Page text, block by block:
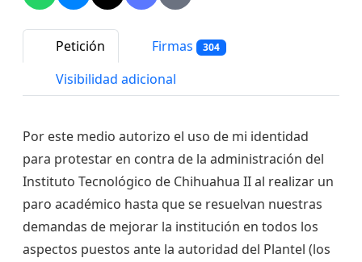
Petición Firmas 304
Visibilidad adicional
Por este medio autorizo el uso de mi identidad
para protestar en contra de la administración del
Instituto Tecnológico de Chihuahua II al realizar un
paro académico hasta que se resuelvan nuestras
demandas de mejorar la institución en todos los
aspectos puestos ante la autoridad del Plantel (los